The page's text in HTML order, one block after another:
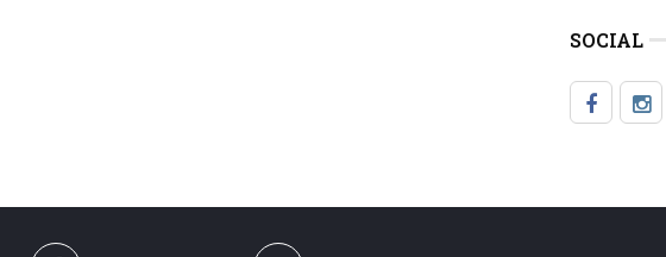
SOCIAL